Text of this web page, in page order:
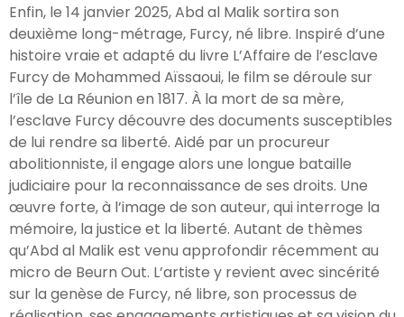
Enfin, le 14 janvier 2025, Abd al Malik sortira son
deuxième long-métrage, Furcy, né libre. Inspiré d’une
histoire vraie et adapté du livre L’Affaire de l’esclave
Furcy de Mohammed Aïssaoui, le film se déroule sur
l’île de La Réunion en 1817. À la mort de sa mère,
l’esclave Furcy découvre des documents susceptibles
de lui rendre sa liberté. Aidé par un procureur
abolitionniste, il engage alors une longue bataille
judiciaire pour la reconnaissance de ses droits. Une
œuvre forte, à l’image de son auteur, qui interroge la
mémoire, la justice et la liberté. Autant de thèmes
qu’Abd al Malik est venu approfondir récemment au
micro de Beurn Out. L’artiste y revient avec sincérité
sur la genèse de Furcy, né libre, son processus de